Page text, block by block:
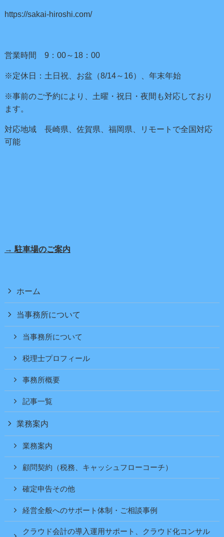
https://sakai-hiroshi.com/
営業時間 9：00～18：00
※定休日：土日祝、お盆（8/14～16）、年末年始
※事前のご予約により、土曜・祝日・夜間も対応しており
ます。
対応地域 長崎県、佐賀県、福岡県、リモートで全国対応
可能
→ 駐車場のご案内
ホーム
当事務所について
当事務所について
税理士プロフィール
事務所概要
記事一覧
業務案内
業務案内
顧問契約（税務、キャッシュフローコーチ）
確定申告その他
経営全般へのサポート体制・ご相談事例
クラウド会計の導入運用サポート、クラウド化コンサル